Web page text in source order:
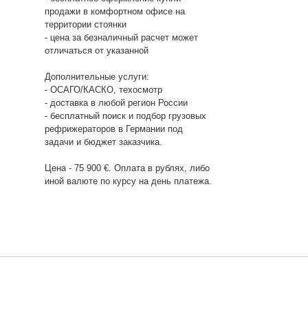
продажи в комфортном офисе на
территории стоянки
- цена за безналичный расчет может
отличаться от указанной
Дополнительные услуги:
- ОСАГО/КАСКО, техосмотр
- доставка в любой регион России
- бесплатный поиск и подбор грузовых
рефрижераторов в Германии под
задачи и бюджет заказчика.
Цена - 75 900 €. Оплата в рублях, либо
иной валюте по курсу на день платежа.